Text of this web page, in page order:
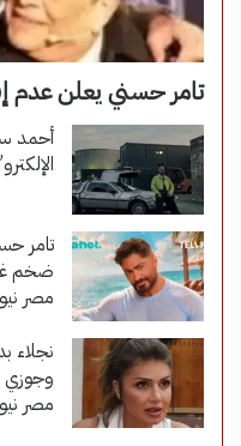
تامر حسني يعلن عدم
أحمد
تامر
مصر
نجلاء
مصر